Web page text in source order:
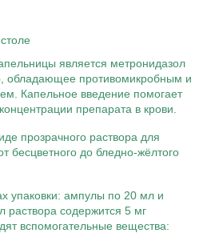
является метронидазол
обладающее противомикробным и
Капельное введение помогает
препарата в крови.
прозрачного раствора для
бесцветного до бледно-жёлтого
упаковки: ампулы по 20 мл и
содержится 5 мг
вспомогательные вещества: